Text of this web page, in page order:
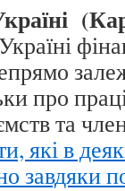
про
та
які в
завдяки